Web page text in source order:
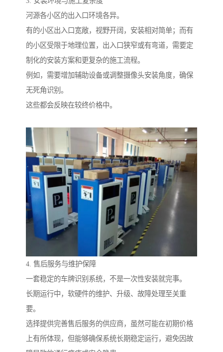
河源各小区的出入口环境各异。
有的小区出入口宽敞，视野开阔，安装相对简单；而有
的小区受限于地理位置，出入口狭窄或有弯道，需要定
制化的安装方案和更复杂的施工流程。
例如，需要增加辅助设备或调整摄像头安装角度，确保
无死角识别。
这些都会反映在较终价格中。
4. 售后服务与维护保障
一套稳定的车牌识别系统，不是一次性安装就完事。
长期运行中，软硬件的维护、升级、故障处理至关重
要。
选择提供完善售后服务的供应商，虽然可能在初期价格
上有所体现，但能够确保系统长期稳定运行，避免因故